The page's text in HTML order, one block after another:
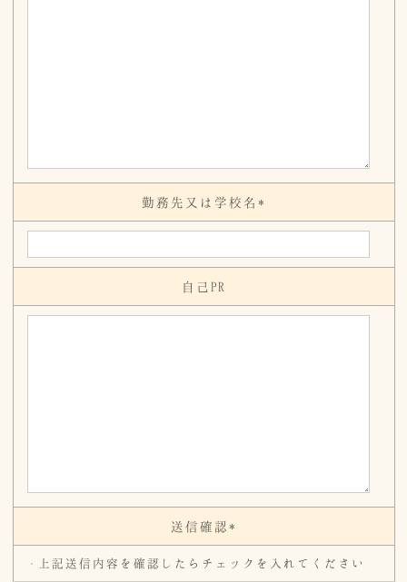
勤務先又は学校名*
自己PR
送信確認*
上記送信内容を確認したらチェックを入れてください